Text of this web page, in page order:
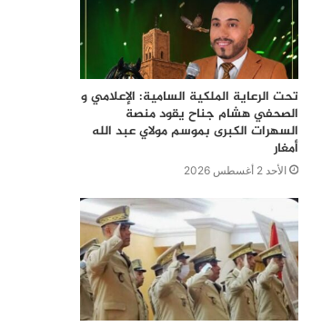
تحت الرعاية الملكية السامية: الإعلامي و
الصحفي هشام جناح يقود منصة
السهرات الكبرى بموسم مولاي عبد الله
أمغار
الأحد 2 أغسطس 2026